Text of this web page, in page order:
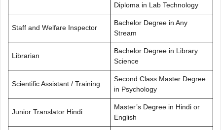
Diploma in Lab Technology
Staff and Welfare Inspector
Bachelor Degree in Any
Stream
Librarian
Bachelor Degree in Library
Science
Scientific Assistant / Training
Second Class Master Degree
in Psychology
Junior Translator Hindi
Master’s Degree in Hindi or
English